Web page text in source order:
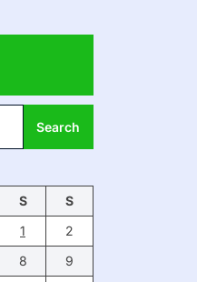
Search
S
S
1
2
8
9